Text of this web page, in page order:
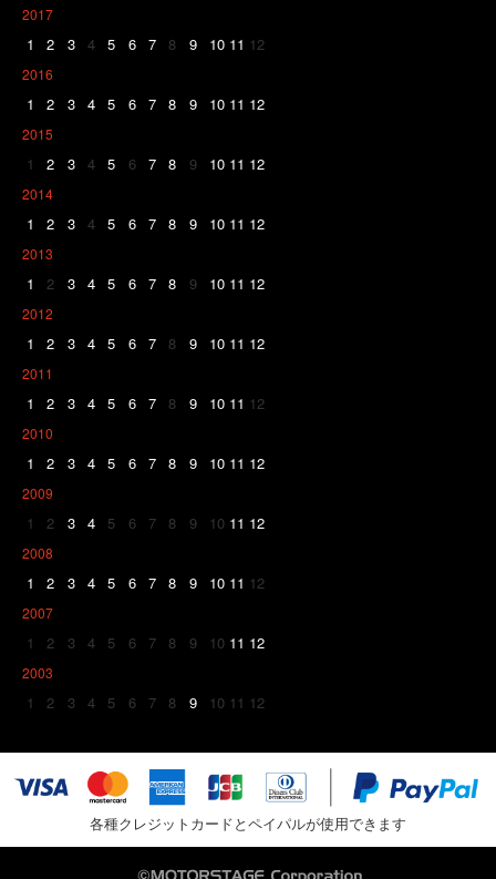
2017
1 2 3 4 5 6 7 8 9 10 11 12
2016
1 2 3 4 5 6 7 8 9 10 11 12
2015
1 2 3 4 5 6 7 8 9 10 11 12
2014
1 2 3 4 5 6 7 8 9 10 11 12
2013
1 2 3 4 5 6 7 8 9 10 11 12
2012
1 2 3 4 5 6 7 8 9 10 11 12
2011
1 2 3 4 5 6 7 8 9 10 11 12
2010
1 2 3 4 5 6 7 8 9 10 11 12
2009
1 2 3 4 5 6 7 8 9 10 11 12
2008
1 2 3 4 5 6 7 8 9 10 11 12
2007
1 2 3 4 5 6 7 8 9 10 11 12
2003
1 2 3 4 5 6 7 8 9 10 11 12
各種クレジットカードとペイパルが使用できます